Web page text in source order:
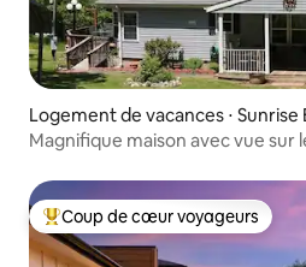
Logement de vacances ⋅ Sunrise
Magnifique maison avec vue sur
Coups de cœur voyageurs les
Coup de cœur voyageurs